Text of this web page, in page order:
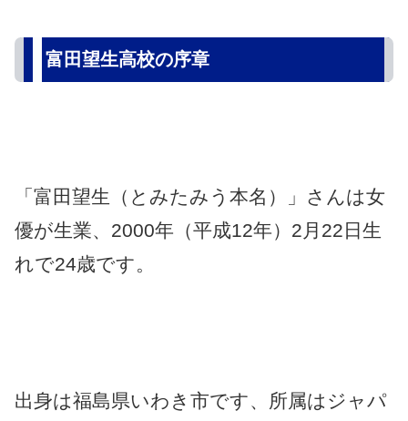
富田望生高校の序章
「富田望生（とみたみう本名）」さんは女
優が生業、2000年（平成12年）2月22日生
れで24歳です。
出身は福島県いわき市です、所属はジャパ